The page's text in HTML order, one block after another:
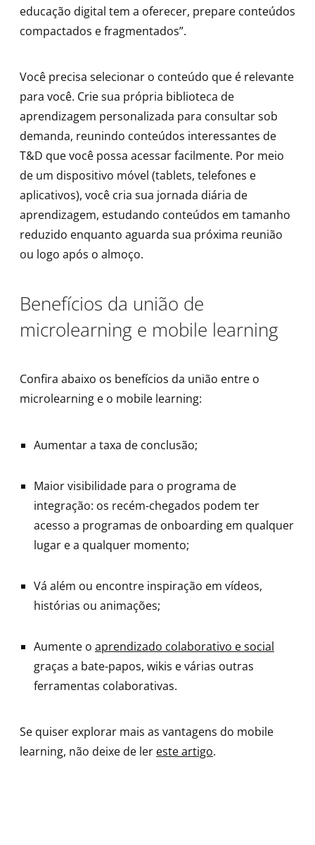
educação digital tem a oferecer, prepare conteúdos
compactados e fragmentados”.
Você precisa selecionar o conteúdo que é relevante
para você. Crie sua própria biblioteca de
aprendizagem personalizada para consultar sob
demanda, reunindo conteúdos interessantes de
T&D que você possa acessar facilmente. Por meio
de um dispositivo móvel (tablets, telefones e
aplicativos), você cria sua jornada diária de
aprendizagem, estudando conteúdos em tamanho
reduzido enquanto aguarda sua próxima reunião
ou logo após o almoço.
Benefícios da união de
microlearning e mobile learning
Confira abaixo os benefícios da união entre o
microlearning e o mobile learning:
Aumentar a taxa de conclusão;
Maior visibilidade para o programa de
integração: os recém-chegados podem ter
acesso a programas de onboarding em qualquer
lugar e a qualquer momento;
Vá além ou encontre inspiração em vídeos,
histórias ou animações;
Aumente o aprendizado colaborativo e social
graças a bate-papos, wikis e várias outras
ferramentas colaborativas.
Se quiser explorar mais as vantagens do mobile
learning, não deixe de ler este artigo.